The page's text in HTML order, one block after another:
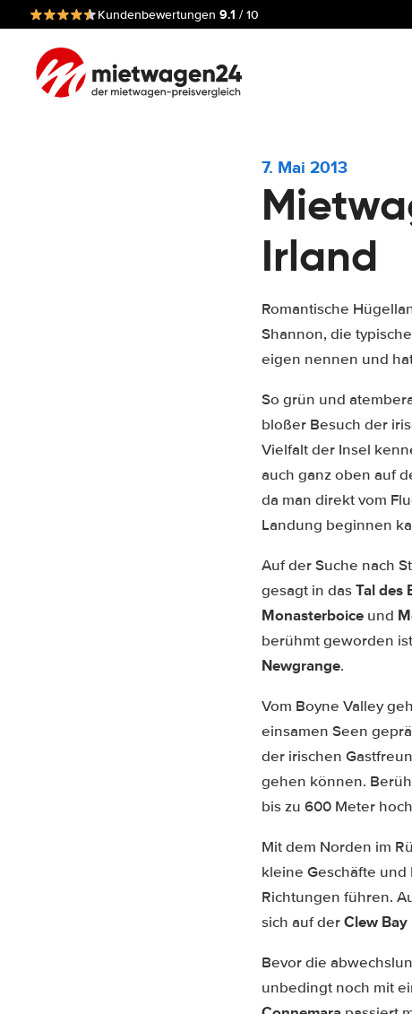
Kundenbewertungen 9.1 / 10
7. Mai 2013
Irland
Romantische
Shannon, die
eigen nennen und
So grün und
bloßer Besuch der
Vielfalt der Insel
auch ganz oben auf
da man direkt vom
Landung beginnen
Auf der Suche nach
gesagt in dasTal des
Monasterboice und
berühmt geworden
Newgrange.
Vom Boyne Valley
einsamen Seen
der irischen
gehen können.
bis zu 600 Meter
Mit dem Norden im
kleine Geschäfte
Richtungen führen.
sich auf derClew Bay
Bevor die
unbedingt noch mit